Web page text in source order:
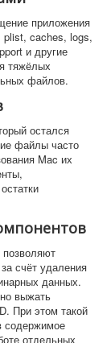
приложения
plist, caches, logs,
и другие
тяжёлых
файлов.
остался
файлы часто
Mac их
позволяют
счёт удаления
данных.
выжать
При этом такой
содержимое
отдельных